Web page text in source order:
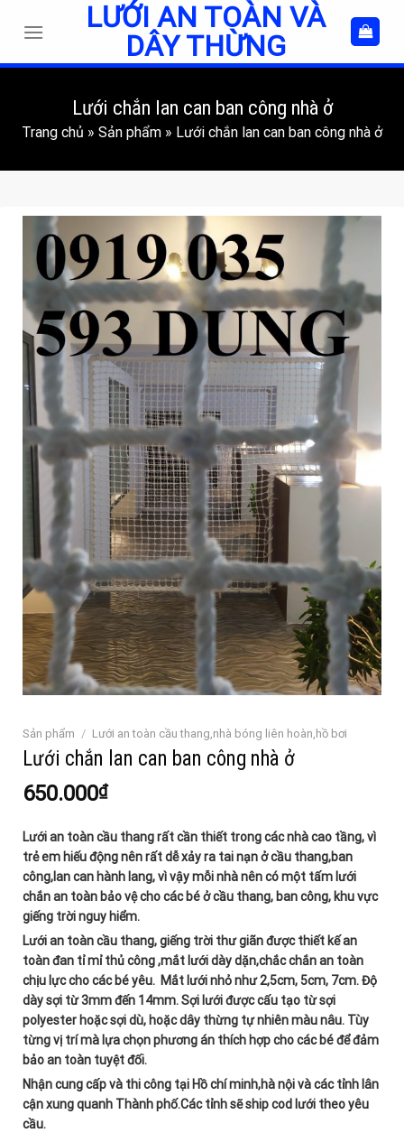
LƯỚI AN TOÀN VÀ
DÂY THỪNG
Lưới chắn lan can ban công nhà ở
Trang chủ » Sản phẩm » Lưới chắn lan can ban công nhà ở
Sản phẩm / Lưới an toàn cầu thang,nhà bóng liên hoàn,hồ bơi
Lưới chắn lan can ban công nhà ở
650.000₫
Lưới an toàn cầu thang rất cần thiết trong các nhà cao tầng, vì
trẻ em hiếu động nên rất dễ xảy ra tai nạn ở cầu thang,ban
công,lan can hành lang, vì vậy mỗi nhà nên có một tấm lưới
chắn an toàn bảo vệ cho các bé ở cầu thang, ban công, khu vực
giếng trời nguy hiểm.
Lưới an toàn cầu thang, giếng trời thư giãn được thiết kế an
toàn đan tỉ mỉ thủ công ,mắt lưới dày dặn,chắc chắn an toàn
chịu lực cho các bé yêu. Mắt lưới nhỏ như 2,5cm, 5cm, 7cm. Độ
dày sợi từ 3mm đến 14mm. Sợi lưới được cấu tạo từ sợi
polyester hoặc sợi dù, hoặc dây thừng tự nhiên màu nâu. Tùy
từng vị trí mà lựa chọn phương án thích hợp cho các bé để đảm
bảo an toàn tuyệt đối.
Nhận cung cấp và thi công tại Hồ chí minh,hà nội và các tỉnh lân
cận xung quanh Thành phố.Các tỉnh sẽ ship cod lưới theo yêu
cầu.